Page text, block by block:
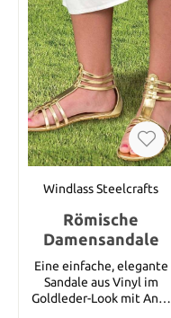
Windlass Steelcrafts
Römische
Damensandale
Eine einfache, elegante
Sandale aus Vinyl im
Goldleder-Look mit Anti-